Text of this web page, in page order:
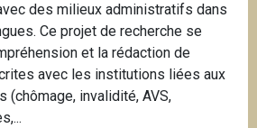
des milieux administratifs dans
Ce projet de recherche se
et la rédaction de
avec les institutions liées aux
(chômage, invalidité, AVS,